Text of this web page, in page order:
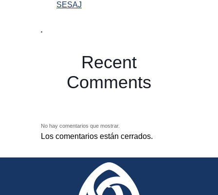
SESAJ
Recent
Comments
No hay comentarios que mostrar.
Los comentarios están cerrados.